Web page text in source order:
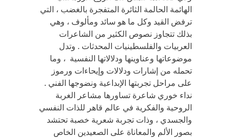
الهائمة الحالمة الثائرة المتفجرة بالغضب ، التي
ترفض القيد وكل ما هو سائد ومألوف ، وهي
بذلك تتجاوز نصوص الكثير من الشاعرات
العربيات والفلسطينيات المحدثات . وتدل
موضوعاتها وعناوينها ودلالاتها النفسية ، وما
تحمله من إشارات ودلالات وإيحاءات ورموز
على مراحل تجربتها الإبداعية ونضوجها الفني .
نداء خوري شاعرة تساورها مشاعر الغربة
الروحية والفكرية في عالم قاهر للذات النفسي
والجسدي ، وذات تجربة شعرية خصبة تحتشد
بصور الألم والمعاناة على الصعيدين الخاص